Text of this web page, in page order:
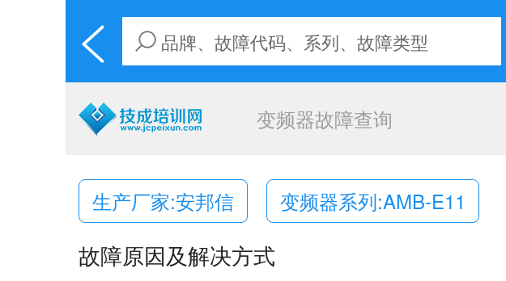
变频器故障查询
生产厂家:安邦信 变频器系列:AMB-E11
故障原因及解决方式